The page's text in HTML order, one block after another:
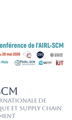
de
et Supply Chain